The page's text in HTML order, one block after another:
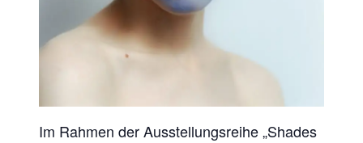
Im Rahmen der Ausstellungsreihe „Shades